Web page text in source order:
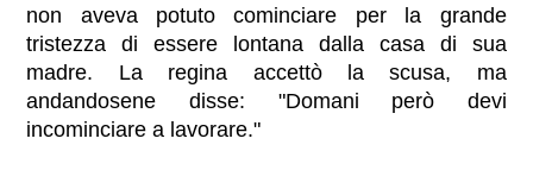
non aveva potuto cominciare per la grande
tristezza di essere lontana dalla casa di sua
madre. La regina accettò la scusa, ma
andandosene disse: "Domani però devi
incominciare a lavorare."